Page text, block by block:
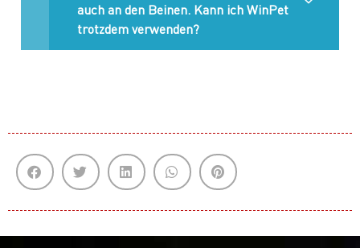
auch an den Beinen. Kann ich WinPet
trotzdem verwenden?